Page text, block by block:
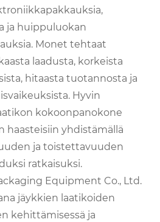
ja huippuluokan
Monet tehtaat
laadusta, korkeista
hitaasta tuotannosta ja
Hyvin
kokoonpanokone
haasteisiin yhdistämällä
ja toistettavuuden
ratkaisuksi.
Equipment Co., Ltd.
jäykkien laatikoiden
kehittämisessä ja